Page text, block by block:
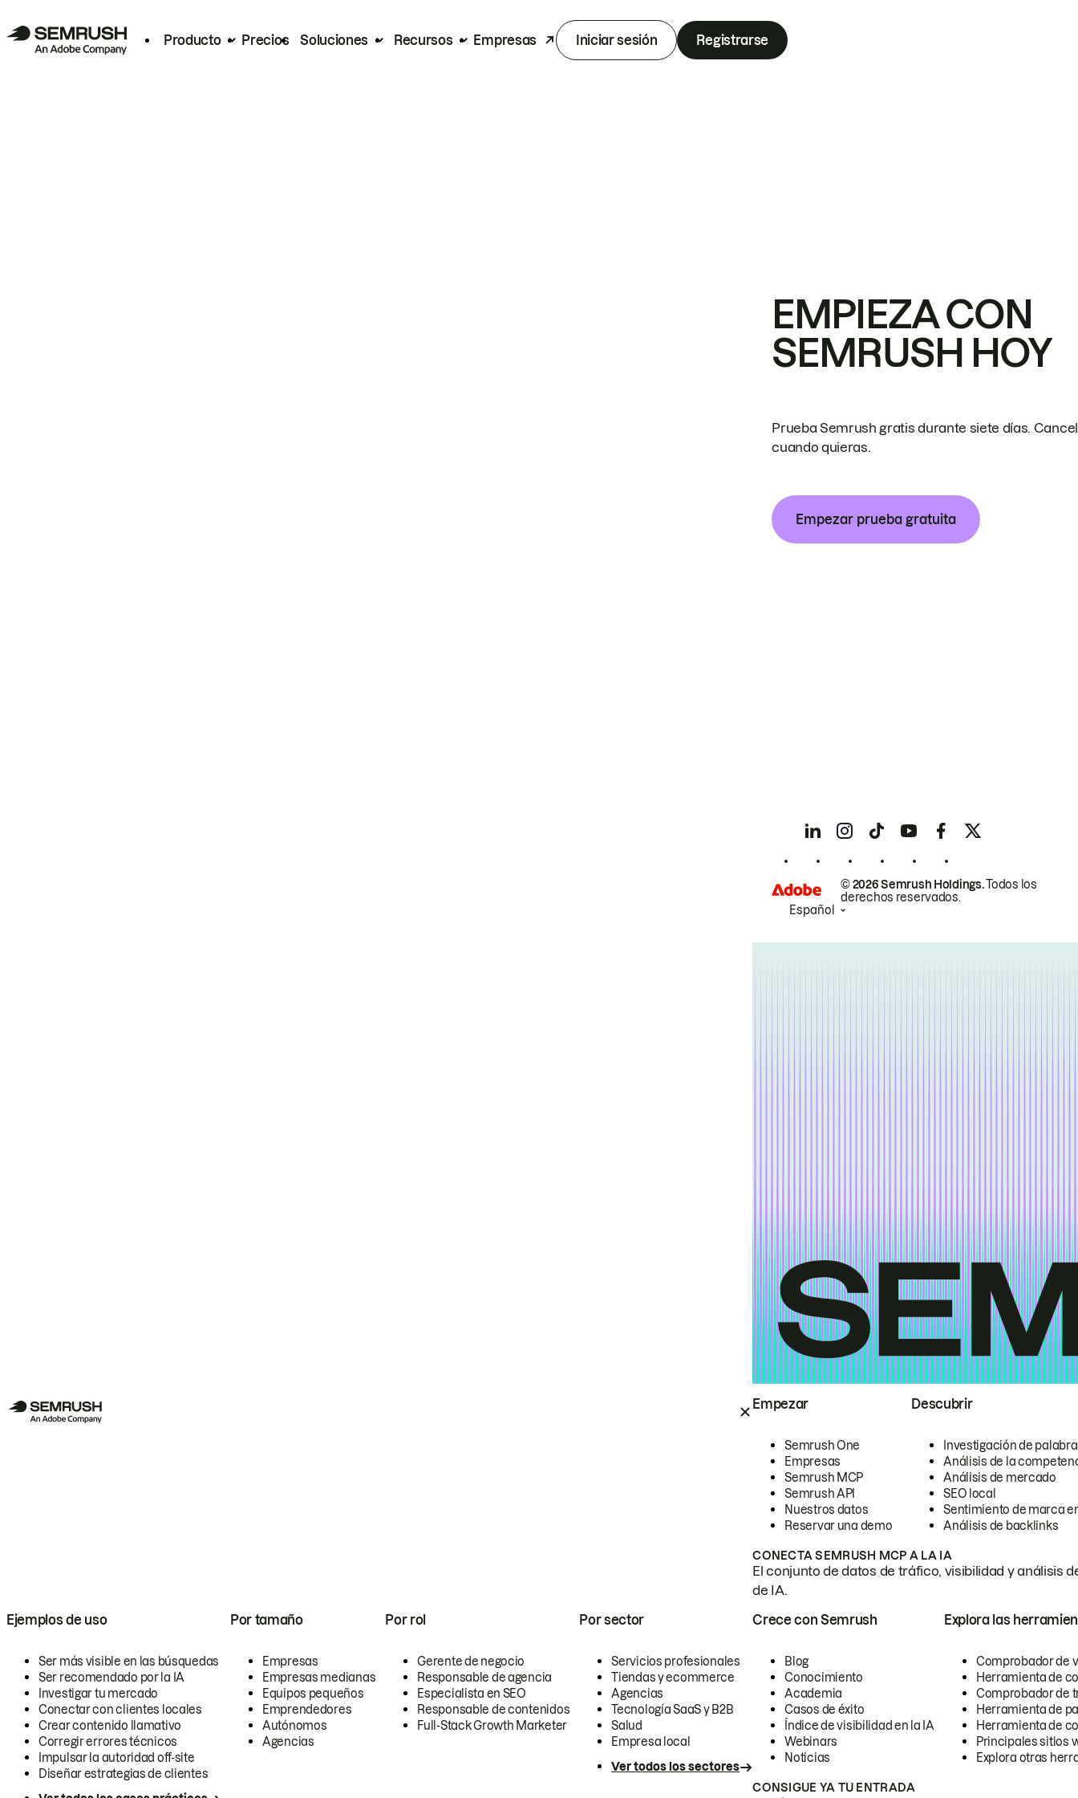
Producto Precios Soluciones Recursos Empresas Iniciar sesión Registrarse
Empezar
Semrush One
Empresas
Semrush MCP
Semrush API
Nuestros datos
Reservar una demo
Descubrir
Investigación de
Análisis de la
Análisis de mercado
SEO local
Sentimiento de marca
Análisis de backlinks
CONECTA SEMRUSH MCP A LA IA
El conjunto de datos de tráfico, visibilidad y análisis
de IA.
Ejemplos de uso
Ser más visible en las búsquedas
Ser recomendado por la IA
Investigar tu mercado
Conectar con clientes locales
Crear contenido llamativo
Corregir errores técnicos
Impulsar la autoridad off-site
Diseñar estrategias de clientes
Por tamaño
Empresas
Empresas medianas
Equipos pequeños
Emprendedores
Autónomos
Agencias
Por rol
Gerente de negocio
Responsable de agencia
Especialista en SEO
Responsable de contenidos
Full-Stack Growth Marketer
Por sector
Servicios profesionales
Tiendas y ecommerce
Agencias
Tecnología SaaS y B2B
Salud
Empresa local
Ver todos los sectores
Crece con Semrush
Blog
Conocimiento
Academia
Casos de éxito
Índice de visibilidad en la IA
Webinars
Noticias
Explora las
Comprobador de
Herramienta de
Comprobador de
Herramienta de
Herramienta de
Principales sitios
Explora otras
CONSIGUE YA TU ENTRADA
EMPIEZA CON
SEMRUSH HOY
Prueba Semrush gratis durante siete días.
cuando quieras.
Empezar prueba gratuita
© 2026 Semrush Holdings.Todos los
derechos reservados.
Español